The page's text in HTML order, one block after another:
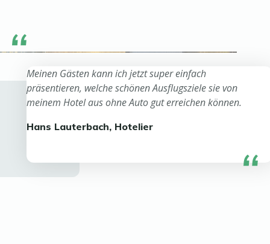
Meinen Gästen kann ich jetzt super einfach
präsentieren, welche schönen Ausflugsziele sie von
meinem Hotel aus ohne Auto gut erreichen können.
Hans Lauterbach, Hotelier